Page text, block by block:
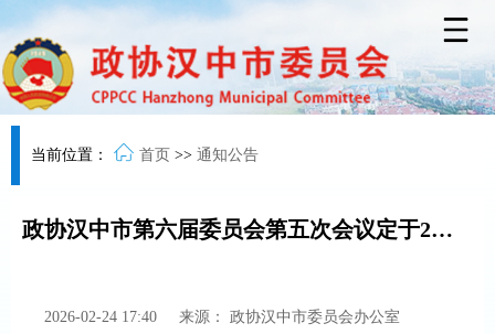
当前位置： 首页 >> 通知公告
政协汉中市第六届委员会第五次会议定于2月26日召开
2026-02-24 17:40 来源： 政协汉中市委员会办公室